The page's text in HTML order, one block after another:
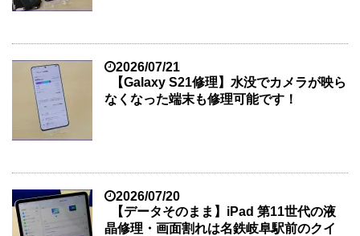
2026/07/21
【Galaxy S21修理】水没でカメラが映ら
なくなった端末も修理可能です！
2026/07/20
【データそのまま】iPad 第11世代の液
晶修理・画面割れは名鉄岐阜駅前のクイ